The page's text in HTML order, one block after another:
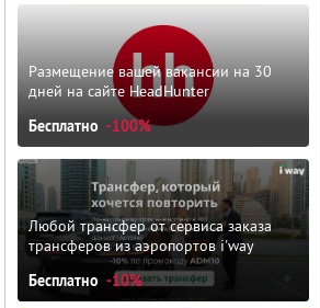
Размещение вашей вакансии на 30
дней на сайте HeadHunter
Бесплатно -100%
Любой трансфер от сервиса заказа
трансферов из аэропортов i'way
Бесплатно -10%